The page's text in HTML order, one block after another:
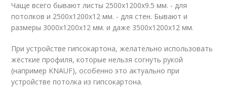
Чаще всего бывают листы 2500х1200х9.5 мм. - для
потолков и 2500х1200х12 мм. - для стен. Бывают и
размеры 3000х1200х12 мм. и даже 3500х1200х12 мм.
При устройстве гипсокартона, желательно использовать
жёсткие профиля, которые нельзя согнуть рукой
(например KNAUF), особенно это актуально при
устройстве потолка из гипсокартона.